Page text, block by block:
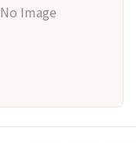
No Image